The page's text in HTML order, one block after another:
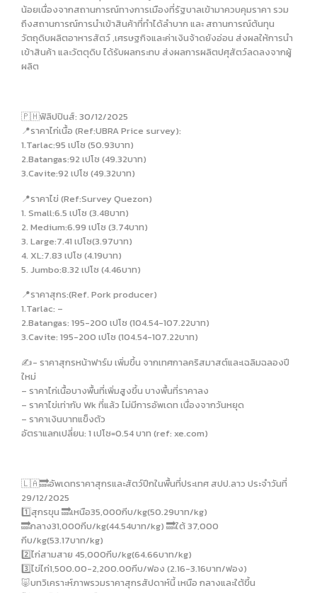
น้อยเนื่องจากสถานการณ์ทางการเมืองที่รัฐบาลเข้ามาควบคุมราคา รวม
ถึงสถานการณ์การนำเข้าสินค้าที่ทำได้ลำบาก และ สถานการณ์ต้นทุน
วัตถุดิบผลิตอาหารสัตว์ ,เศรษฐกิจและค่าเงินจ้าดยังอ่อน ส่งผลให้การนำ
เข้าสินค้า และวัตตุดิบ ได้รับผลกระทบ ส่งผลการผลิตปศุสัตว์ลดลงจากผู้
ผลิต
🇵🇭ฟิลิปปินส์: 30/12/2025
📍ราคาไก่เนื้อ (Ref:UBRA Price survey):
1.Tarlac:95 เปโซ (50.93บาท)
2.Batangas:92 เปโซ (49.32บาท)
3.Cavite:92 เปโซ (49.32บาท)
📍ราคาไข่ (Ref:Survey Quezon)
1. Small:6.5 เปโซ (3.48บาท)
2. Medium:6.99 เปโซ (3.74บาท)
3. Large:7.41 เปโซ(3.97บาท)
4. XL:7.83 เปโซ (4.19บาท)
5. Jumbo:8.32 เปโซ (4.46บาท)
📍ราคาสุกร:(Ref. Pork producer)
1.Tarlac: –
2.Batangas: 195-200 เปโซ (104.54-107.22บาท)
3.Cavite: 195-200 เปโซ (104.54-107.22บาท)
✍️- ราคาสุกรหน้าฟาร์ม เพิ่มขึ้น จากเทศกาลคริสมาสต์และเฉลิมฉลองปี
ใหม่
– ราคาไก่เนื้อบางพื้นที่เพิ่มสูงขึ้น บางพื้นที่ราคาลง
– ราคาไข่เท่ากับ Wk ที่แล้ว ไม่มีการอัพเดท เนื่องจากวันหยุด
– ราคาเงินบาทแข็งตัว
อัตราแลกเปลี่ยน: 1 เปโซ=0.54 บาท (ref: xe.com)
🇱🇦🔜อัพเดทราคาสุกรและสัตว์ปีกในพื้นที่ประเทศ สปป.ลาว ประจำวันที่
29/12/2025
1️⃣สุกรขุน 🔜เหนือ35,000กีบ/kg(50.29บาท/kg)
🔜กลาง31,000กีบ/kg(44.54บาท/kg) 🔜ใต้ 37,000
กีบ/kg(53.17บาท/kg)
2️⃣ไก่สามสาย 45,000กีบ/kg(64.66บาท/kg)
3️⃣ไข่ไก่1,500.00-2,200.00กีบ/ฟอง (2.16-3.16บาท/ฟอง)
🐷บทวิเคราะห์ภาพรวมราคาสุกรสัปดาห์นี้ เหนือ กลางและใต้ขึ้น